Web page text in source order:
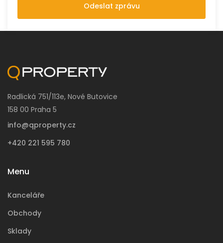
Odeslat zprávu
Radlická 751/113e, Nové Butovice
158 00 Praha 5
info@qproperty.cz
+420 221 595 780
Menu
Kanceláře
Obchody
Sklady